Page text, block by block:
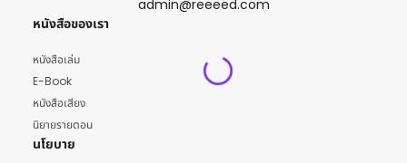
admin@reeeed.com
หนังสือของเรา
หนังสือเล่ม
E-Book
หนังสือเสียง
นิยายรายตอน
นโยบาย